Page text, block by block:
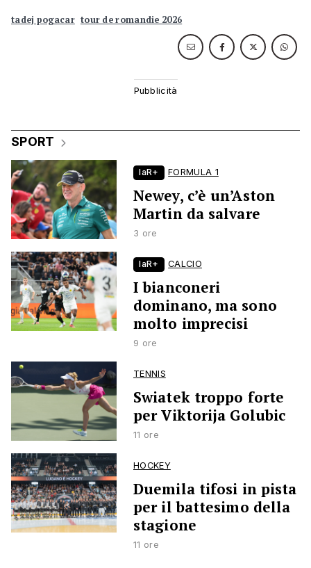
tadej pogacar tour de romandie 2026
SPORT
laR+ FORMULA 1
Newey, c’è un’Aston
Martin da salvare
3 ore
laR+ CALCIO
I bianconeri
dominano, ma sono
molto imprecisi
9 ore
TENNIS
Swiatek troppo forte
per Viktorija Golubic
11 ore
HOCKEY
Duemila tifosi in pista
per il battesimo della
stagione
11 ore